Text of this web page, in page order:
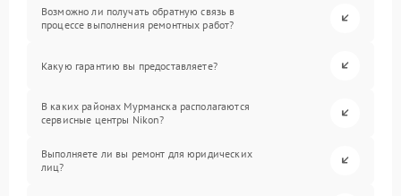
Возможно ли получать обратную связь в
процессе выполнения ремонтных работ?
Какую гарантию вы предоставляете?
В каких районах Мурманска располагаются
сервисные центры Nikon?
Выполняете ли вы ремонт для юридических
лиц?